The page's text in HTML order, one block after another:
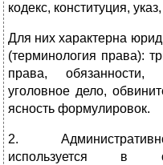
кодекс, конституция,
Для них характерна
(терминология права):
права, обязанности,
уголовное дело,
ясность формулировок.
2.
используется в